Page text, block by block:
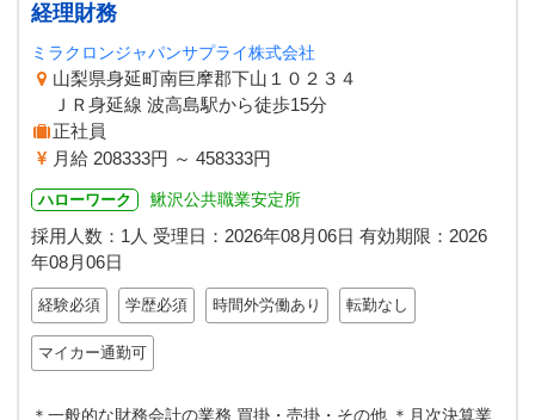
経理財務
ミラクロンジャパンサプライ株式会社
山梨県身延町南巨摩郡下山１０２３４
ＪＲ身延線 波高島駅から徒歩15分
正社員
月給 208333円 ～ 458333円
ハローワーク 鰍沢公共職業安定所
採用人数：1人 受理日： 2026年08月06日 有効期限： 2026
年08月06日
経験必須 学歴必須 時間外労働あり 転勤なし
マイカー通勤可
＊一般的な財務会計の業務 買掛・売掛・その他 ＊月次決算業